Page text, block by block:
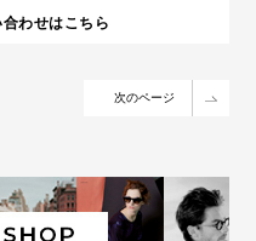
合わせはこちら
次のページ